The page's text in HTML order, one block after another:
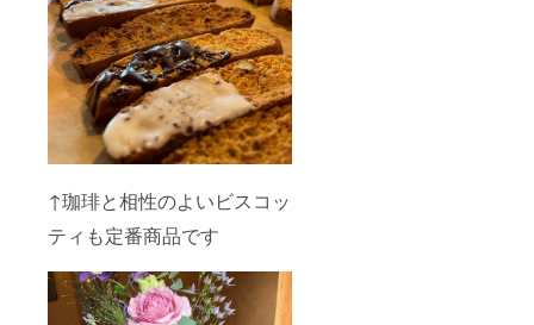
↑珈琲と相性のよいビスコッ
ティも定番商品です